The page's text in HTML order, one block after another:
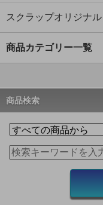
スクラップオリジナル
商品カテゴリー一覧
商品検索